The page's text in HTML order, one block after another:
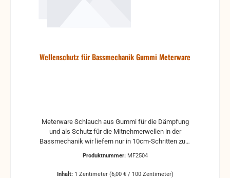
Wellenschutz für Bassmechanik Gummi Meterware
Meterware Schlauch aus Gummi für die Dämpfung
und als Schutz für die Mitnehmerwellen in der
Bassmechanik wir liefern nur in 10cm-Schritten zum
Produktnummer: MF2504
Inhalt: 1 Zentimeter (6,00 € / 100 Zentimeter)